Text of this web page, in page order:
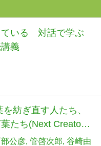
ている 対話で学ぶ
義
紡ぎ直す人たち、
たち(Next Creator
部公彦 管啓次郎 谷崎由